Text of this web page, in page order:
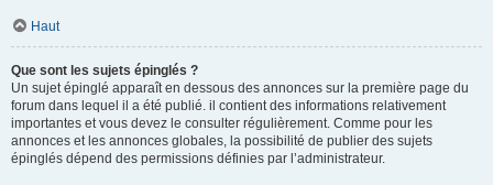
Haut
Que sont les sujets épinglés ?
Un sujet épinglé apparaît en dessous des annonces sur la première page du
forum dans lequel il a été publié. il contient des informations relativement
importantes et vous devez le consulter régulièrement. Comme pour les
annonces et les annonces globales, la possibilité de publier des sujets
épinglés dépend des permissions définies par l’administrateur.